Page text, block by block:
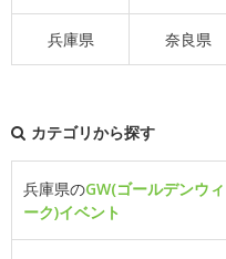
兵庫県 奈良県
カテゴリから探す
兵庫県のGW(ゴールデンウィ
ーク)イベント